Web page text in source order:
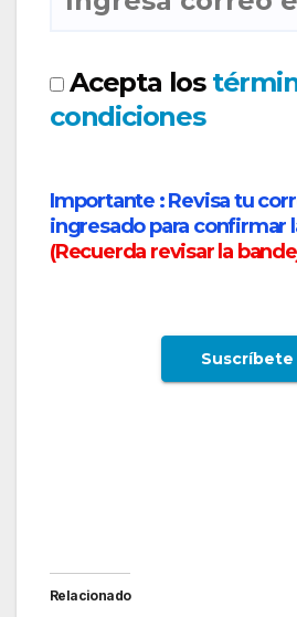
Acepta los
condiciones
Importante :Revisa tu
ingresado para confirmar
(Recuerda revisar la
Relacionado